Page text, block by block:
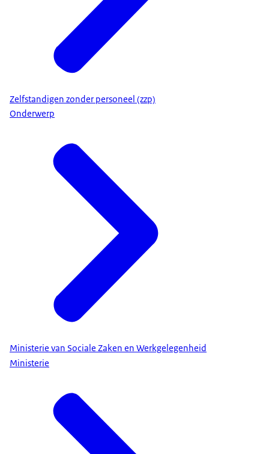
Zelfstandigen zonder personeel (zzp)
Onderwerp
Ministerie van Sociale Zaken en Werkgelegenheid
Ministerie